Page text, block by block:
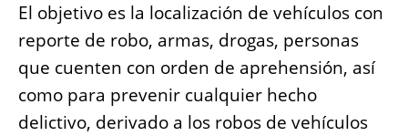
El objetivo es la localización de vehículos con
reporte de robo, armas, drogas, personas
que cuenten con orden de aprehensión, así
como para prevenir cualquier hecho
delictivo, derivado a los robos de vehículos